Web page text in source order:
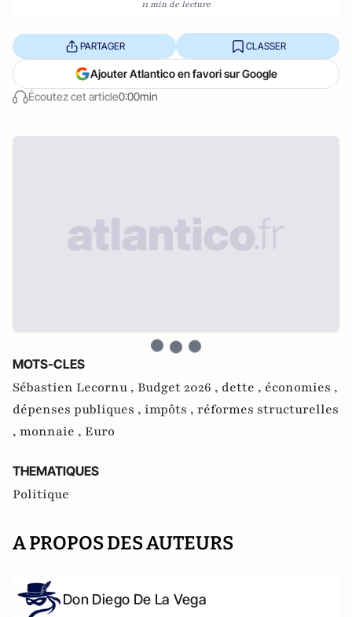
11 min de lecture
Écoutez cet article0:00min
PARTAGER CLASSER
Ajouter Atlantico en favori sur Google
MOTS-CLES
Sébastien Lecornu , Budget 2026 , dette , économies ,
dépenses publiques , impôts , réformes structurelles
, monnaie , Euro
THEMATIQUES
Politique
A PROPOS DES AUTEURS
Don Diego De La Vega